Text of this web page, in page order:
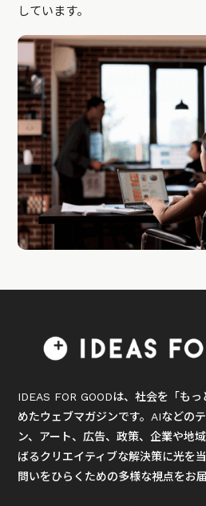
しています。
IDEAS FOR GOODは、社会を「も
めたウェブマガジンです。AIなどの
ン、アート、広告、政策、企業や地
ばるクリエイティブな解決策に光を
問いをひらくための多様な視点をお届